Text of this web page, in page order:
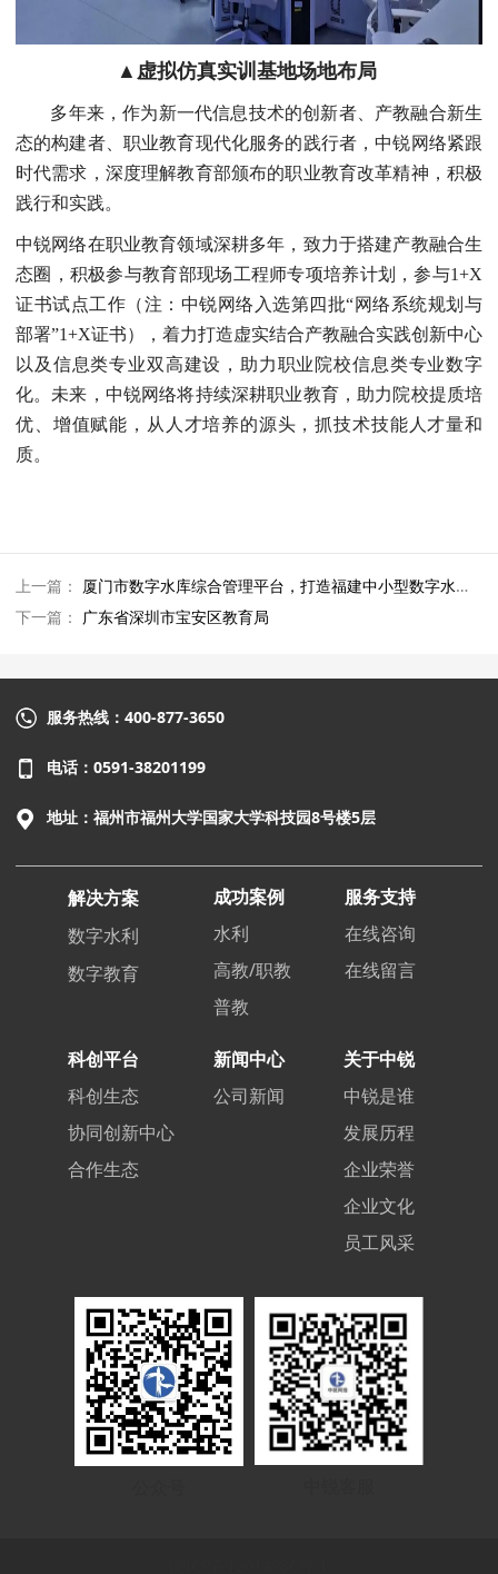
▲虚拟仿真实训基地场地布局
多年来，作为新一代信息技术的创新者、产教融合新生
态的构建者、职业教育现代化服务的践行者，中锐网络紧跟
时代需求，深度理解教育部颁布的职业教育改革精神，积极
践行和实践。
中锐网络在职业教育领域深耕多年，致力于搭建产教融合生
态圈，积极参与教育部现场工程师专项培养计划，参与1+X
证书试点工作（注：中锐网络入选第四批“网络系统规划与
部署”1+X证书），着力打造虚实结合产教融合实践创新中心
以及信息类专业双高建设，助力职业院校信息类专业数字
化。未来，中锐网络将持续深耕职业教育，助力院校提质培
优、增值赋能，从人才培养的源头，抓技术技能人才量和
质。
上一篇： 厦门市数字水库综合管理平台，打造福建中小型数字水库标杆
下一篇： 广东省深圳市宝安区教育局
服务热线：400-877-3650
电话：0591-38201199
地址：福州市福州大学国家大学科技园8号楼5层
解决方案
数字水利
数字教育
成功案例
水利
高教/职教
普教
服务支持
在线咨询
在线留言
科创平台
科创生态
协同创新中心
合作生态
新闻中心
公司新闻
关于中锐
中锐是谁
发展历程
企业荣誉
企业文化
员工风采